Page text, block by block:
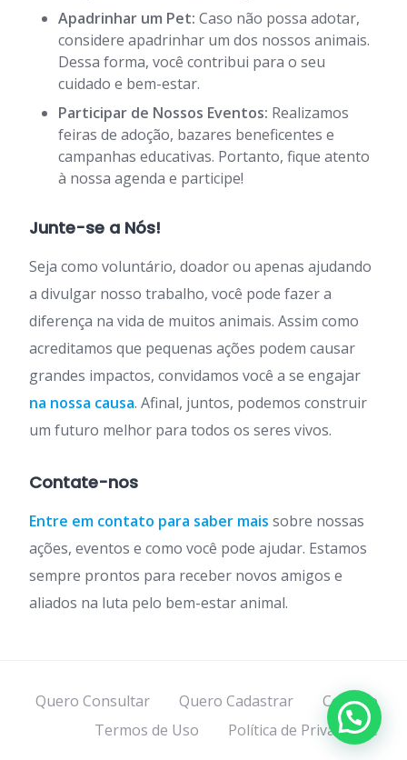
Apadrinhar um Pet: Caso não possa adotar,
considere apadrinhar um dos nossos animais.
Dessa forma, você contribui para o seu
cuidado e bem-estar.
Participar de Nossos Eventos: Realizamos
feiras de adoção, bazares beneficentes e
campanhas educativas. Portanto, fique atento
à nossa agenda e participe!
Junte-se a Nós!
Seja como voluntário, doador ou apenas ajudando
a divulgar nosso trabalho, você pode fazer a
diferença na vida de muitos animais. Assim como
acreditamos que pequenas ações podem causar
grandes impactos, convidamos você a se engajar
na nossa causa. Afinal, juntos, podemos construir
um futuro melhor para todos os seres vivos.
Contate-nos
Entre em contato para saber mais sobre nossas
ações, eventos e como você pode ajudar. Estamos
sempre prontos para receber novos amigos e
aliados na luta pelo bem-estar animal.
Quero Consultar Quero Cadastrar
Contato
Termos de Uso
Política de Privacidade